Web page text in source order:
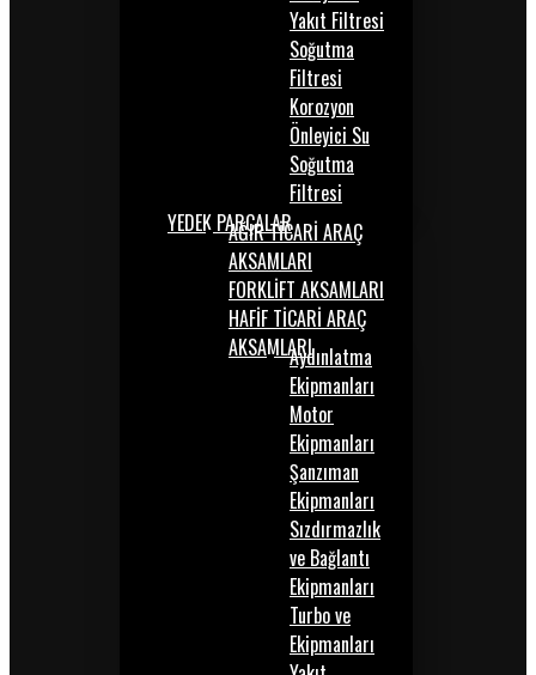
Yakıt Filtresi
Soğutma
Filtresi
Korozyon
Önleyici Su
Soğutma
Filtresi
YEDEK PARÇALARAĞIR TİCARİ ARAÇ
AKSAMLARI
FORKLİFT AKSAMLARI
HAFİF TİCARİ ARAÇ
AKSAMLARIAydınlatma
Ekipmanları
Motor
Ekipmanları
Şanzıman
Ekipmanları
Sızdırmazlık
ve Bağlantı
Ekipmanları
Turbo ve
Ekipmanları